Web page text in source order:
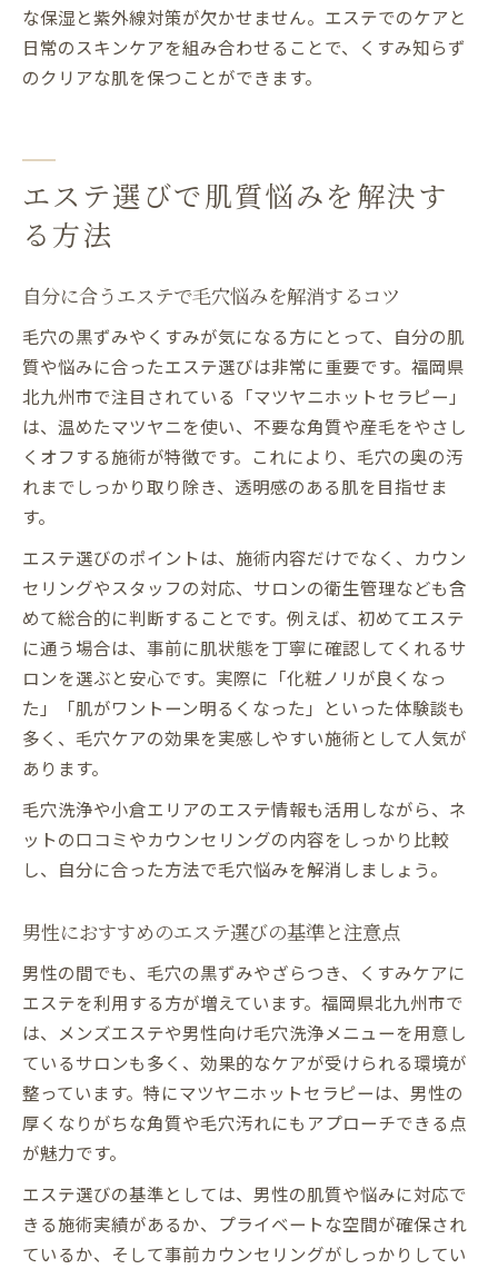
な保湿と紫外線対策が欠かせません。エステでのケアと
日常のスキンケアを組み合わせることで、くすみ知らず
のクリアな肌を保つことができます。
エステ選びで肌質悩みを解決す
る方法
自分に合うエステで毛穴悩みを解消するコツ
毛穴の黒ずみやくすみが気になる方にとって、自分の肌
質や悩みに合ったエステ選びは非常に重要です。福岡県
北九州市で注目されている「マツヤニホットセラピー」
は、温めたマツヤニを使い、不要な角質や産毛をやさし
くオフする施術が特徴です。これにより、毛穴の奥の汚
れまでしっかり取り除き、透明感のある肌を目指せま
す。
エステ選びのポイントは、施術内容だけでなく、カウン
セリングやスタッフの対応、サロンの衛生管理なども含
めて総合的に判断することです。例えば、初めてエステ
に通う場合は、事前に肌状態を丁寧に確認してくれるサ
ロンを選ぶと安心です。実際に「化粧ノリが良くなっ
た」「肌がワントーン明るくなった」といった体験談も
多く、毛穴ケアの効果を実感しやすい施術として人気が
あります。
毛穴洗浄や小倉エリアのエステ情報も活用しながら、ネ
ットの口コミやカウンセリングの内容をしっかり比較
し、自分に合った方法で毛穴悩みを解消しましょう。
男性におすすめのエステ選びの基準と注意点
男性の間でも、毛穴の黒ずみやざらつき、くすみケアに
エステを利用する方が増えています。福岡県北九州市で
は、メンズエステや男性向け毛穴洗浄メニューを用意し
ているサロンも多く、効果的なケアが受けられる環境が
整っています。特にマツヤニホットセラピーは、男性の
厚くなりがちな角質や毛穴汚れにもアプローチできる点
が魅力です。
エステ選びの基準としては、男性の肌質や悩みに対応で
きる施術実績があるか、プライベートな空間が確保され
ているか、そして事前カウンセリングがしっかりしてい